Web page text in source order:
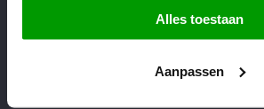
Alles toestaan
Aanpassen